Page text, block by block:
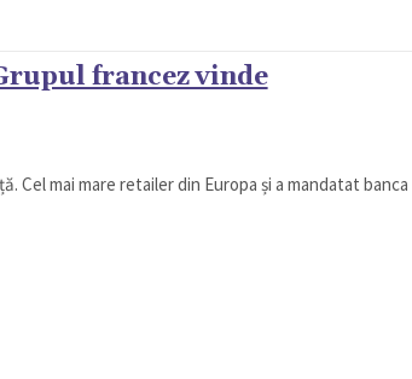
francez vinde
Cel mai mare retailer din Europa și a mandatat banca